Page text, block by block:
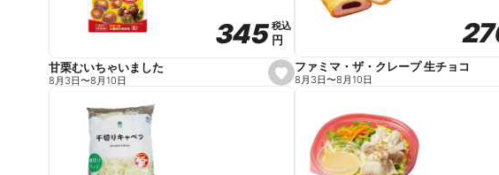
s
e
345
345税込
税込
円
円
甘栗むいちゃいました
8月3日〜8月10日
ファミマ・ザ・クレープ 生チョコ
8月3日〜8月10日